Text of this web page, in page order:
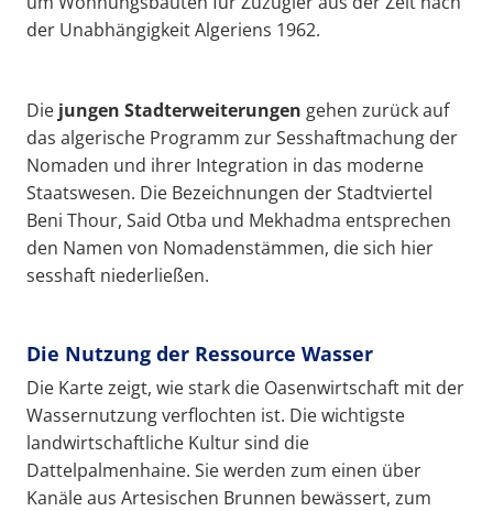
der Unabhängigkeit Algeriens 1962.
Die jungen Stadterweiterungen gehen zurück auf
das algerische Programm zur Sesshaftmachung der
Nomaden und ihrer Integration in das moderne
Staatswesen. Die Bezeichnungen der Stadtviertel
Beni Thour, Said Otba und Mekhadma entsprechen
den Namen von Nomadenstämmen, die sich hier
sesshaft niederließen.
Die Nutzung der Ressource Wasser
Die Karte zeigt, wie stark die Oasenwirtschaft mit der
Wassernutzung verflochten ist. Die wichtigste
landwirtschaftliche Kultur sind die
Dattelpalmenhaine. Sie werden zum einen über
Kanäle aus Artesischen Brunnen bewässert, zum